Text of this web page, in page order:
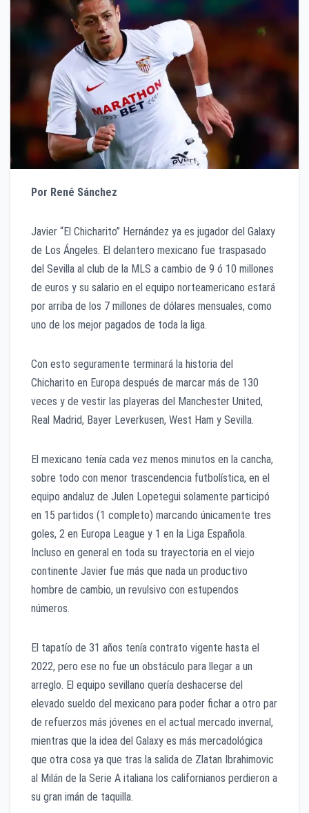
Por René Sánchez
Javier “El Chicharito” Hernández ya es jugador del Galaxy
de Los Ángeles. El delantero mexicano fue traspasado
del Sevilla al club de la MLS a cambio de 9 ó 10 millones
de euros y su salario en el equipo norteamericano estará
por arriba de los 7 millones de dólares mensuales, como
uno de los mejor pagados de toda la liga.
Con esto seguramente terminará la historia del
Chicharito en Europa después de marcar más de 130
veces y de vestir las playeras del Manchester United,
Real Madrid, Bayer Leverkusen, West Ham y Sevilla.
El mexicano tenía cada vez menos minutos en la cancha,
sobre todo con menor trascendencia futbolística, en el
equipo andaluz de Julen Lopetegui solamente participó
en 15 partidos (1 completo) marcando únicamente tres
goles, 2 en Europa League y 1 en la Liga Española.
Incluso en general en toda su trayectoria en el viejo
continente Javier fue más que nada un productivo
hombre de cambio, un revulsivo con estupendos
números.
El tapatío de 31 años tenía contrato vigente hasta el
2022, pero ese no fue un obstáculo para llegar a un
arreglo. El equipo sevillano quería deshacerse del
elevado sueldo del mexicano para poder fichar a otro par
de refuerzos más jóvenes en el actual mercado invernal,
mientras que la idea del Galaxy es más mercadológica
que otra cosa ya que tras la salida de Zlatan Ibrahimovic
al Milán de la Serie A italiana los californianos perdieron a
su gran imán de taquilla.